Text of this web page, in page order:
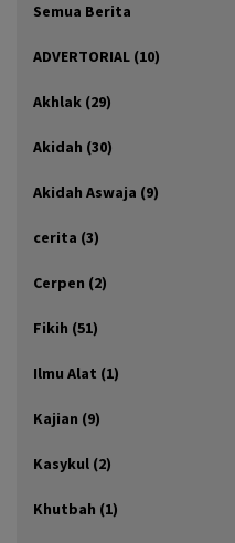
Semua Berita
ADVERTORIAL (10)
Akhlak (29)
Akidah (30)
Akidah Aswaja (9)
cerita (3)
Cerpen (2)
Fikih (51)
Ilmu Alat (1)
Kajian (9)
Kasykul (2)
Khutbah (1)